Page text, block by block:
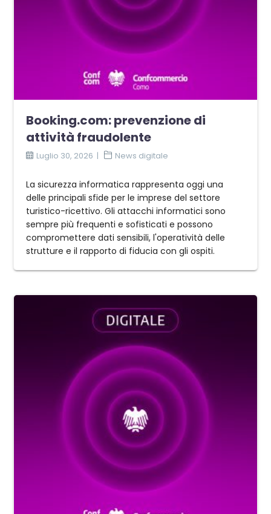
Booking.com: prevenzione di
attività fraudolente
Luglio 30, 2026 News digitale
La sicurezza informatica rappresenta oggi una
delle principali sfide per le imprese del settore
turistico-ricettivo. Gli attacchi informatici sono
sempre più frequenti e sofisticati e possono
compromettere dati sensibili, l'operatività delle
strutture e il rapporto di fiducia con gli ospiti.